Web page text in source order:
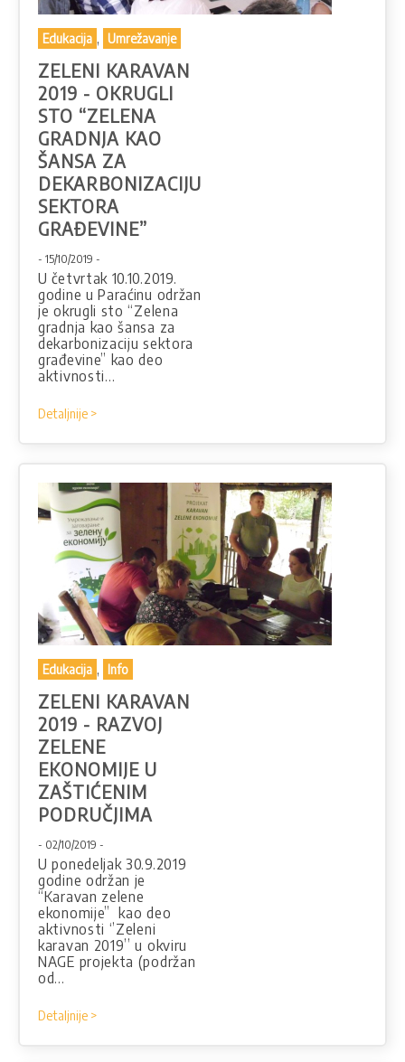
Edukacija , Umrežavanje
ZELENI KARAVAN
2019 - OKRUGLI
STO “ZELENA
GRADNJA KAO
ŠANSA ZA
DEKARBONIZACIJU
SEKTORA
GRAĐEVINE”
- 15/10/2019 -
U četvrtak 10.10.2019.
godine u Paraćinu održan
je okrugli sto “Zelena
gradnja kao šansa za
dekarbonizaciju sektora
građevine” kao deo
aktivnosti…
Detaljnije >
Edukacija , Info
ZELENI KARAVAN
2019 - RAZVOJ
ZELENE
EKONOMIJE U
ZAŠTIĆENIM
PODRUČJIMA
- 02/10/2019 -
U ponedeljak 30.9.2019
godine održan je
“Karavan zelene
ekonomije” kao deo
aktivnosti ‘’Zeleni
karavan 2019’’ u okviru
NAGE projekta (podržan
od…
Detaljnije >